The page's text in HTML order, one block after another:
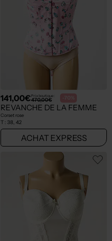
141,00€Prix boutique :
470,00€ -70%
REVANCHE DE LA FEMME
Corset rose
T : 38, 42
ACHAT EXPRESS